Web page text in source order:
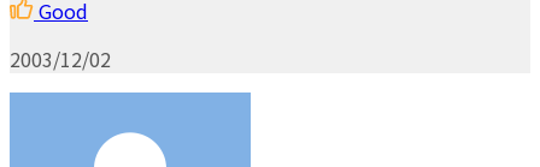
Good
2003/12/02